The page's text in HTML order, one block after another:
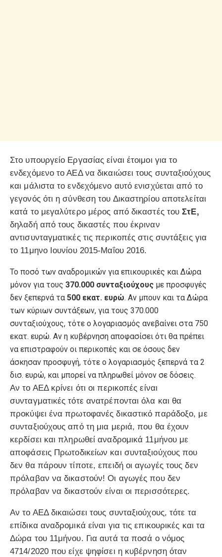
Στο υπουργείο Εργασίας είναι έτοιμοι για το
ενδεχόμενο το ΑΕΔ να δικαιώσει τους συνταξιούχους
και μάλιστα το ενδεχόμενο αυτό ενισχύεται από το
γεγονός ότι η σύνθεση του Δικαστηρίου αποτελείται
κατά το μεγαλύτερο μέρος από δικαστές τουΣτΕ,
δηλαδή από τους δικαστές που έκριναν
αντισυνταγματικές τις περικοπές στις συντάξεις για
το 11μηνο Ιουνίου 2015-Μαΐου 2016.
Το ποσό των αναδρομικών για επικουρικές και Δώρα
μόνον για τους 370.000 συνταξιούχους με προσφυγές
δεν ξεπερνά τα 500 εκατ. ευρώ. Αν μπουν και τα Δώρα
των κύριων συντάξεων, για τους 370.000
συνταξιούχους, τότε ο λογαριασμός ανεβαίνει στα 750
εκατ. ευρώ. Αν η κυβέρνηση αποφασίσει ότι θα πρέπει
να επιστραφούν οι περικοπές και σε όσους δεν
άσκησαν προσφυγή, τότε ο λογαριασμός ξεπερνά τα 2
δισ. ευρώ, και μπορεί να πληρωθεί μόνον σε δόσεις.
Αν το ΑΕΔ κρίνει ότι οι περικοπές είναι
συνταγματικές τότε ανατρέπονται όλα και θα
προκύψει ένα πρωτοφανές δικαστικό παράδοξο, με
συνταξιούχους από τη μια μεριά, που θα έχουν
κερδίσει και πληρωθεί αναδρομικά 11μήνου με
αποφάσεις Πρωτοδικείων και συνταξιούχους που
δεν θα πάρουν τίποτε, επειδή οι αγωγές τους δεν
πρόλαβαν να δικαστούν! Οι αγωγές που δεν
πρόλαβαν να δικαστούν είναι οι περισσότερες.
Αν το ΑΕΔ δικαιώσει τους συνταξιούχους, τότε τα
επίδικα αναδρομικά είναι για τις επικουρικές και τα
Δώρα του 11μήνου. Για αυτά τα ποσά ο νόμος
4714/2020 που είχε ψηφίσει η κυβέρνηση όταν